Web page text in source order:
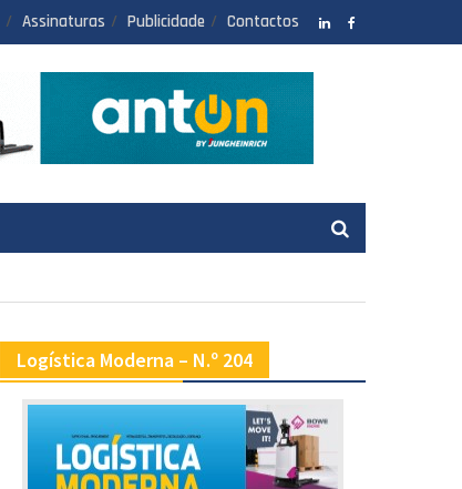
Assinaturas Publicidade Contactos
Logística Moderna – N.º 204